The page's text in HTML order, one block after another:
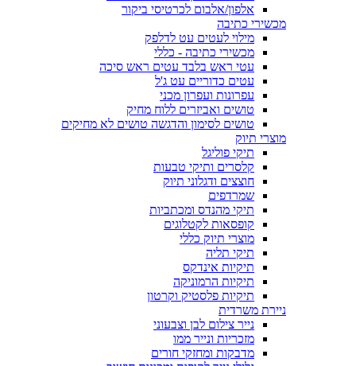
אלפון/אלבום לכרטיסי ביקור
מכשירי כתיבה
מילוי לעטים עט לדלפק
מכשירי כתיבה - כללי
עטי ראש בלבד עטים ראש סיכה
עטים כדוריים עט ג'ל
עפרונות ועפרון מכני
טושים ואביזרים ללוח מחיק
טושים לסימון והדגשה טושים לא מחיקים
מוצרי תיוק
תיקי פוליגל
קלסרים ותיקי טבעות
חוצצים ודגלוני תיוק
שמרדפים
תיקי מהנדס ומכתביות
קופסאות לקטלוגים
מוצרי תיוק כללי
תיקי תליה
תיקיות אינדקס
תיקיות הרמוניקה
תיקיות פלסטיק וקרטון
ניירת משרדית
נייר צילום לבן וצבעוני
מזכריות ונייר ממו
מדבקות ומחזקי חורים